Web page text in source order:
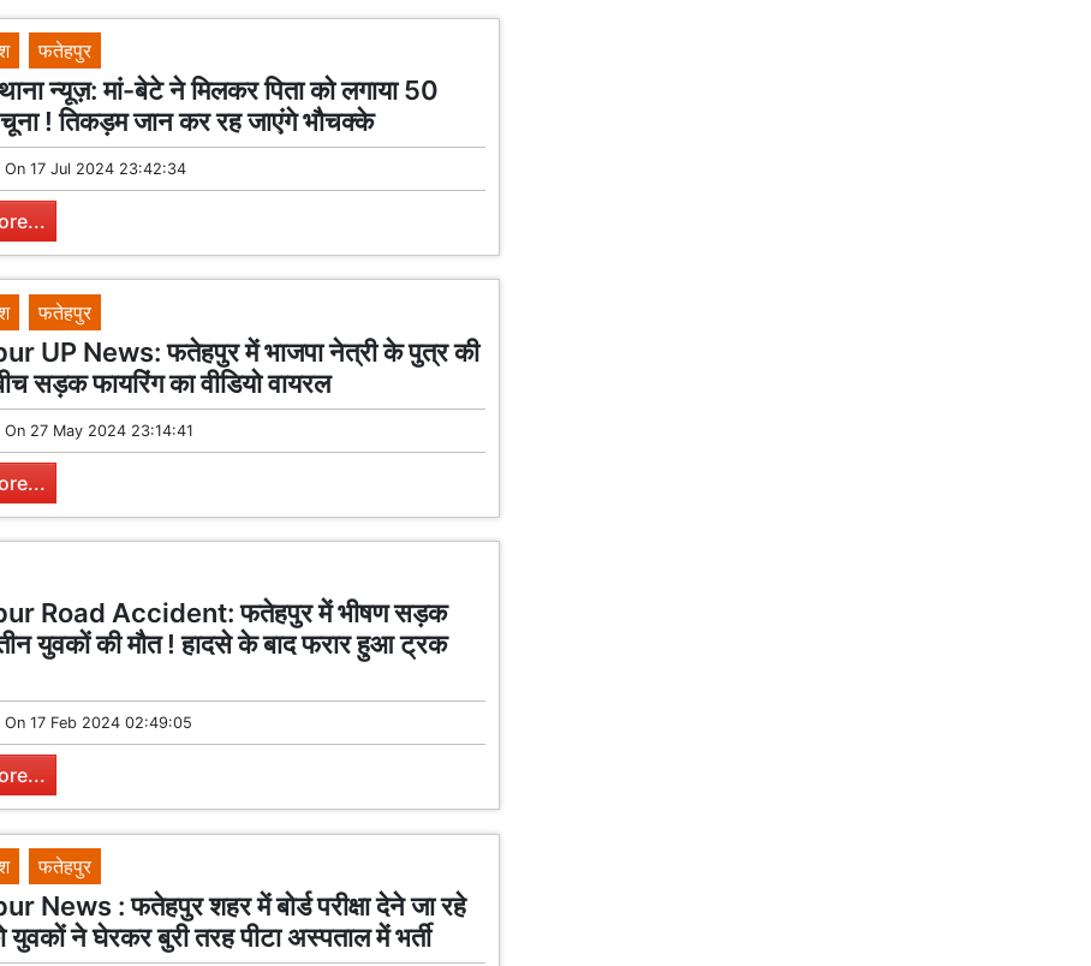
फतेहपुर
न्यूज़: मां-बेटे ने मिलकर पिता को लगाया 50
! तिकड़म जान कर रह जाएंगे भौचक्के
On 17 Jul 2024 23:42:34
फतेहपुर
UP News: फतेहपुर में भाजपा नेत्री के पुत्र की
सड़क फायरिंग का वीडियो वायरल
On 27 May 2024 23:14:41
Road Accident: फतेहपुर में भीषण सड़क
युवकों की मौत ! हादसे के बाद फरार हुआ ट्रक
On 17 Feb 2024 02:49:05
फतेहपुर
News : फतेहपुर शहर में बोर्ड परीक्षा देने जा रहे
युवकों ने घेरकर बुरी तरह पीटा अस्पताल में भर्ती